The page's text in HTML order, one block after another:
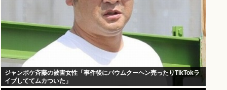
ジャンポケ斉藤の被害女性「事件後にバウムクーヘン売ったりTikTokラ
イブしててムカついた」